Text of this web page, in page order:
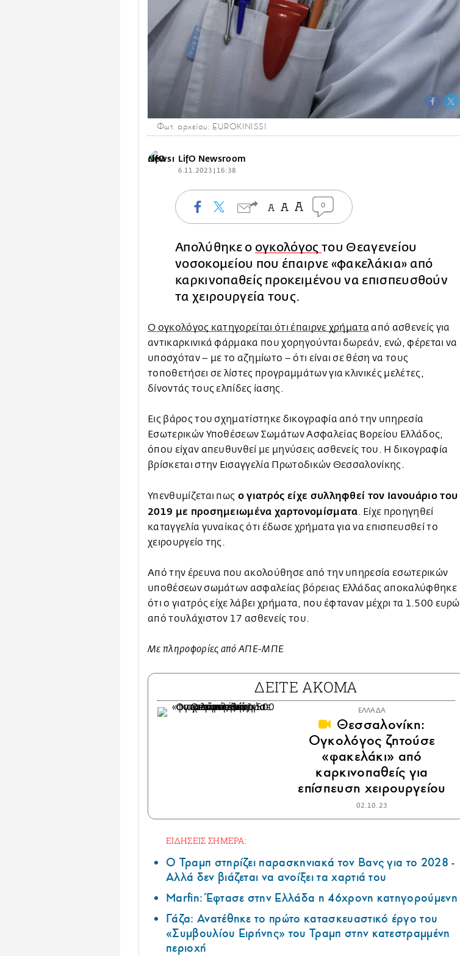
Φωτ. αρχείου: EUROKINISSI
LifO Newsroom
6.11.2023 | 16:38
0
Απολύθηκε ο ογκολόγοςτου Θεαγενείου
νοσοκομείου που έπαιρνε «φακελάκια» από
καρκινοπαθείς προκειμένου να επισπευσθούν
τα χειρουργεία τους.
Ο ογκολόγος κατηγορείται ότι έπαιρνε χρήματα από ασθενείς για
αντικαρκινικά φάρμακα που χορηγούνται δωρεάν, ενώ, φέρεται να
υποσχόταν – με το αζημίωτο – ότι είναι σε θέση να τους
τοποθετήσει σε λίστες προγραμμάτων για κλινικές μελέτες,
δίνοντάς τους ελπίδες ίασης.
Εις βάρος του σχηματίστηκε δικογραφία από την υπηρεσία
Εσωτερικών Υποθέσεων Σωμάτων Ασφαλείας Βορείου Ελλάδος,
όπου είχαν απευθυνθεί με μηνύσεις ασθενείς του. Η δικογραφία
βρίσκεται στην Εισαγγελία Πρωτοδικών Θεσσαλονίκης.
Υπενθυμίζεται πως ο γιατρός είχε συλληφθεί τον Ιανουάριο του
2019 με προσημειωμένα χαρτονομίσματα. Είχε προηγηθεί
καταγγελία γυναίκας ότι έδωσε χρήματα για να επισπευσθεί το
χειρουργείο της.
Από την έρευνα που ακολούθησε από την υπηρεσία εσωτερικών
υποθέσεων σωμάτων ασφαλείας βόρειας Ελλάδας αποκαλύφθηκε
ότι ο γιατρός είχε λάβει χρήματα, που έφταναν μέχρι τα 1.500 ευρώ
από τουλάχιστον 17 ασθενείς του.
Με πληροφορίες από ΑΠΕ-ΜΠΕ
ΔΕΙΤΕ ΑΚΟΜΑ
ΕΛΛΑΔΑ
Θεσσαλονίκη:
Ογκολόγος ζητούσε
«φακελάκι» από
καρκινοπαθείς για
επίσπευση χειρουργείου
02.10.23
ΕΙΔΗΣΕΙΣ ΣΗΜΕΡΑ:
Ο Τραμπ στηρίζει παρασκηνιακά τον Βανς για το 2028 -
Αλλά δεν βιάζεται να ανοίξει τα χαρτιά του
Marfin: Έφτασε στην Ελλάδα η 46χρονη κατηγορούμενη
Γάζα: Ανατέθηκε το πρώτο κατασκευαστικό έργο του
«Συμβουλίου Ειρήνης» του Τραμπ στην κατεστραμμένη
περιοχή